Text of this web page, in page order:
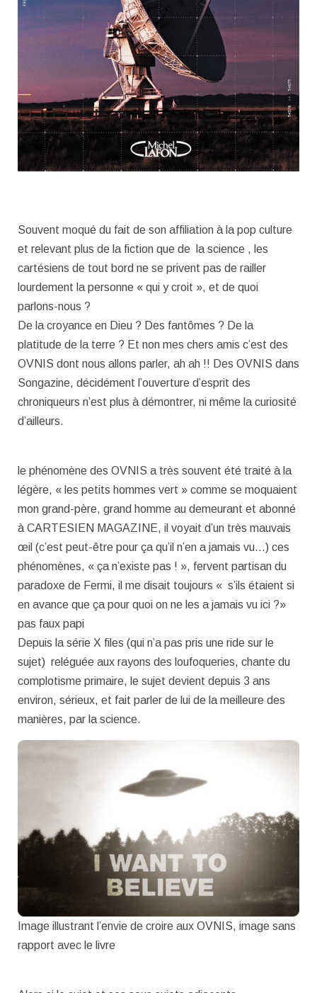
Souvent moqué du fait de son affiliation à la pop culture
et relevant plus de la fiction que de la science , les
cartésiens de tout bord ne se privent pas de railler
lourdement la personne « qui y croit », et de quoi
parlons-nous ?
De la croyance en Dieu ? Des fantômes ? De la
platitude de la terre ? Et non mes chers amis c’est des
OVNIS dont nous allons parler, ah ah !! Des OVNIS dans
Songazine, décidément l’ouverture d’esprit des
chroniqueurs n’est plus à démontrer, ni même la curiosité
d’ailleurs.
le phénomène des OVNIS a très souvent été traité à la
légère, « les petits hommes vert » comme se moquaient
mon grand-père, grand homme au demeurant et abonné
à CARTESIEN MAGAZINE, il voyait d’un très mauvais
œil (c’est peut-être pour ça qu’il n’en a jamais vu…) ces
phénomènes, « ça n’existe pas ! », fervent partisan du
paradoxe de Fermi, il me disait toujours « s’ils étaient si
en avance que ça pour quoi on ne les a jamais vu ici ?»
pas faux papi
Depuis la série X files (qui n’a pas pris une ride sur le
sujet) reléguée aux rayons des loufoqueries, chante du
complotisme primaire, le sujet devient depuis 3 ans
environ, sérieux, et fait parler de lui de la meilleure des
manières, par la science.
Image illustrant l’envie de croire aux OVNIS, image sans
rapport avec le livre